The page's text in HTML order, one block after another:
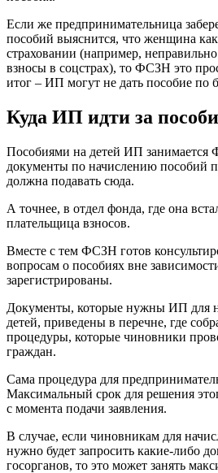
Если же предпринимательница
пособий выяснится, что женщина
страховании (например,
взносы в соцстрах), то ФСЗН это
итог – ИП могут не дать пособие по
Куда ИП идти за
Пособиями на детей ИП занимается
документы по начислению пособий
должна подавать сюда.
А точнее, в отдел фонда, где она
плательщица взносов.
Вместе с тем ФСЗН готов
вопросам о пособиях вне
зарегистрированы.
Документы, которые нужны ИП для
детей, приведены в перечне, где
процедуры, которые чиновники
граждан.
Сама процедура для
Максимальный срок для решения
с момента подачи заявления.
В случае, если чиновникам для
нужно будет запросить какие-либо
госорганов, то это может занять